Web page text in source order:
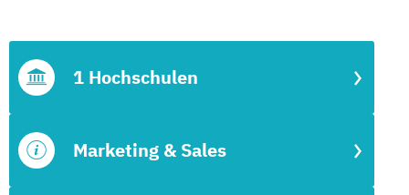
Marketing & Sales
1 Hochschulen